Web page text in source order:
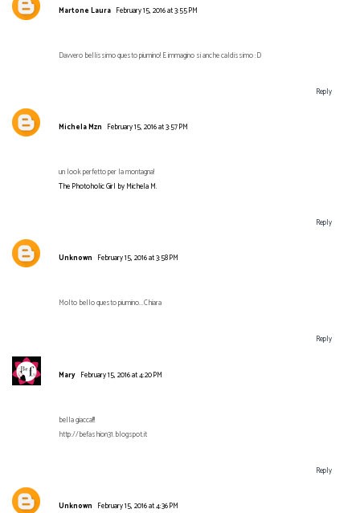
Martone Laura February 15, 2016 at 3:55 PM
Davvero bellissimo questo piumino! E immagino si anche caldissimo :D
Reply
Michela Mzn February 15, 2016 at 3:57 PM
un look perfetto per la montagna!
The Photoholic Girl by Michela M.
Reply
Unknown February 15, 2016 at 3:58 PM
Molto bello questo piumino...Chiara
Reply
Mary February 15, 2016 at 4:20 PM
bella giacca!!!
http://befashion31.blogspot.it
Reply
Unknown February 15, 2016 at 4:36 PM